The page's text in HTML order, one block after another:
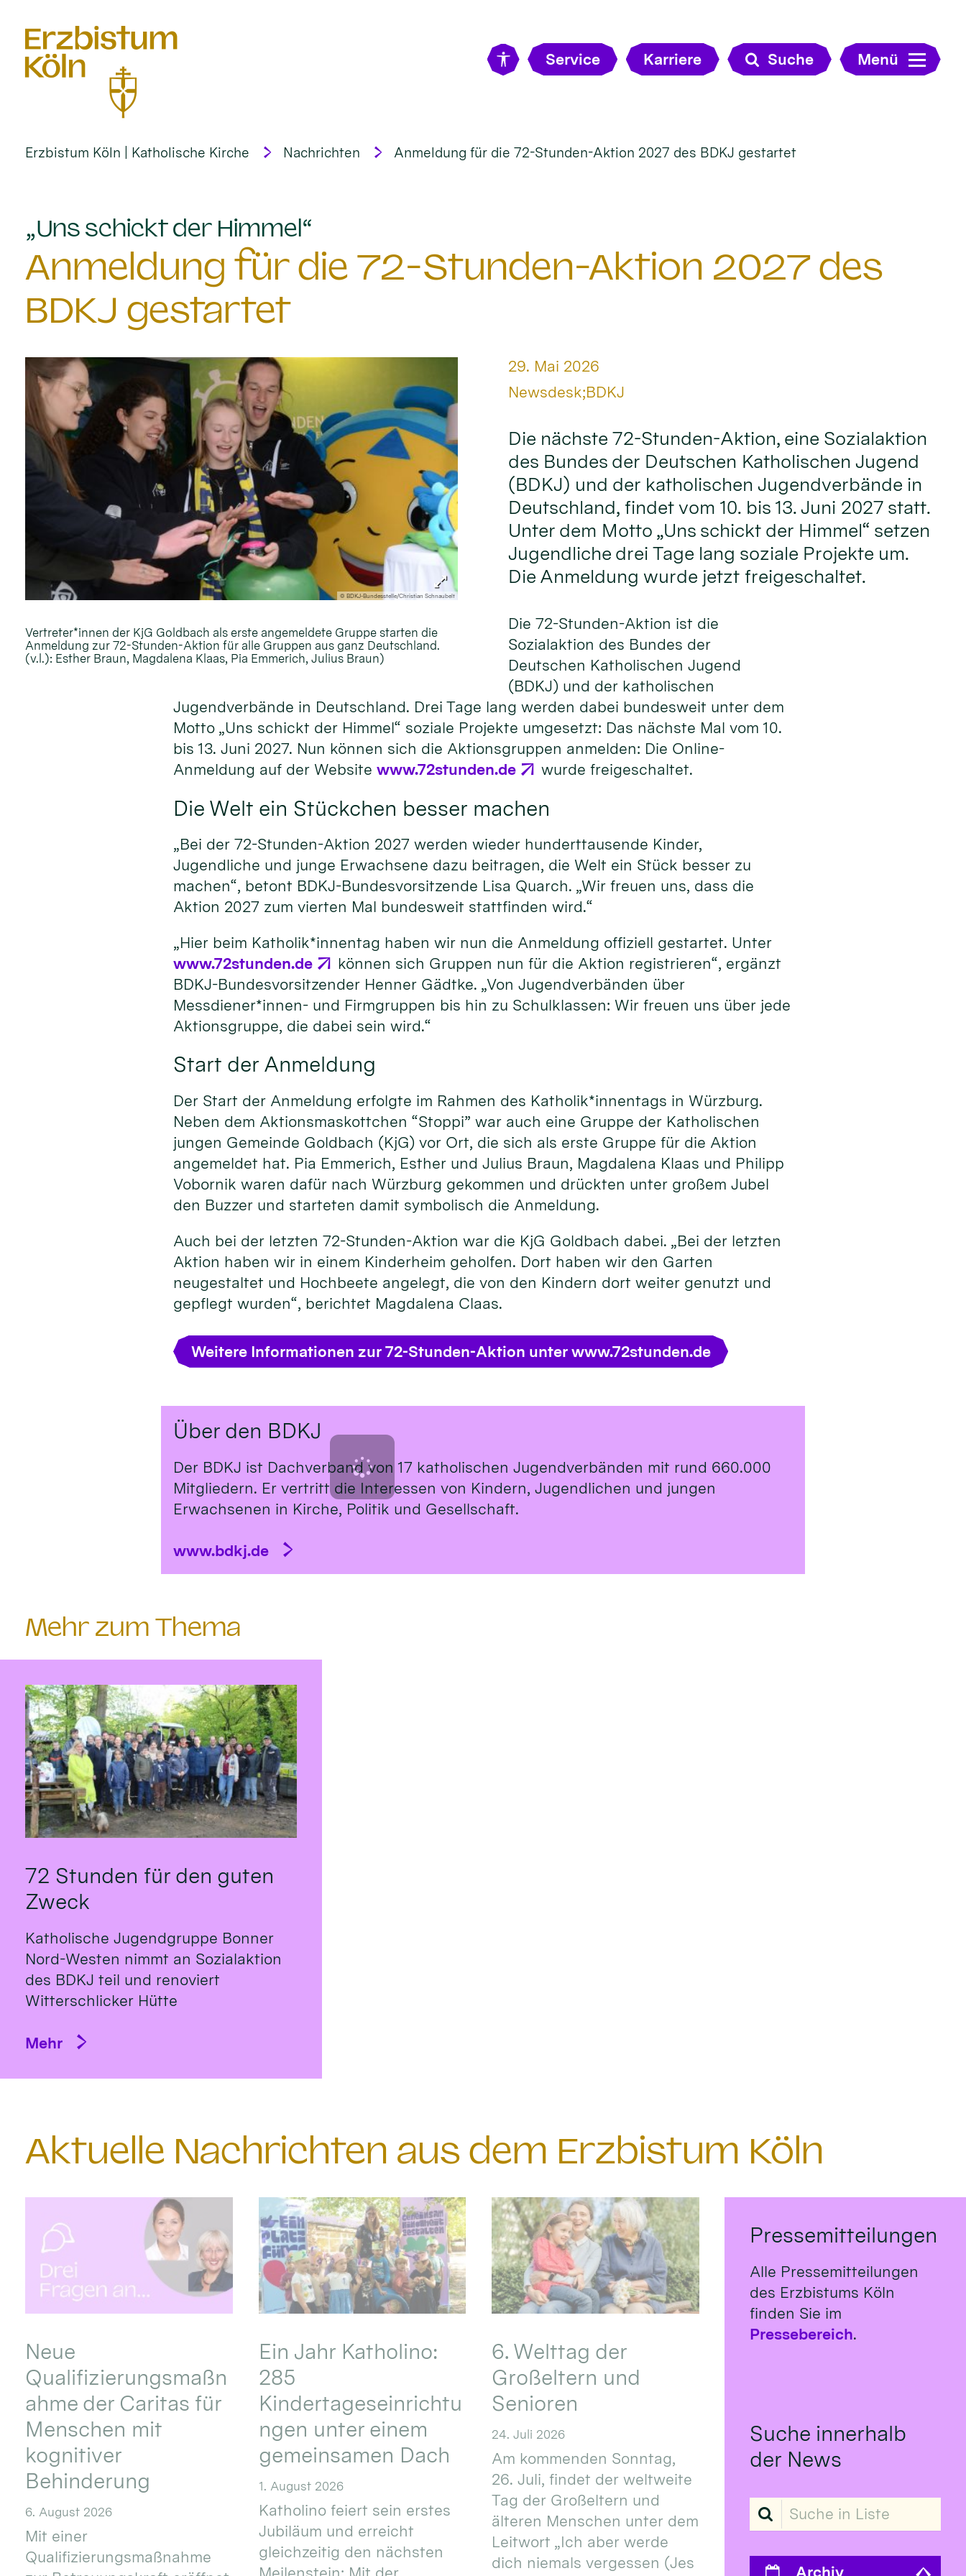
Service Karriere Suche Menü
Erzbistum Köln | Katholische Kirche Nachrichten Anmeldung für die 72-Stunden-Aktion 2027 des BDKJ gestartet
„Uns schickt der Himmel“
Anmeldung für die 72-Stunden-Aktion 2027 des
BDKJ gestartet
© BDKJ-Bundesstelle/Christian Schnaubelt
Vertreter*innen der KjG Goldbach als erste angemeldete Gruppe starten die
Anmeldung zur 72-Stunden-Aktion für alle Gruppen aus ganz Deutschland.
(v.l.): Esther Braun, Magdalena Klaas, Pia Emmerich, Julius Braun)
Datum:
29. Mai 2026
Von:
Newsdesk;BDKJ
Die nächste 72-Stunden-Aktion, eine Sozialaktion
des Bundes der Deutschen Katholischen Jugend
(BDKJ) und der katholischen Jugendverbände in
Deutschland, findet vom 10. bis 13. Juni 2027 statt.
Unter dem Motto „Uns schickt der Himmel“ setzen
Jugendliche drei Tage lang soziale Projekte um.
Die Anmeldung wurde jetzt freigeschaltet.
Die 72-Stunden-Aktion ist die
Sozialaktion des Bundes der
Deutschen Katholischen Jugend
(BDKJ) und der katholischen
Jugendverbände in Deutschland. Drei Tage lang werden dabei bundesweit unter dem
Motto „Uns schickt der Himmel“ soziale Projekte umgesetzt: Das nächste Mal vom 10.
bis 13. Juni 2027. Nun können sich die Aktionsgruppen anmelden: Die Online-
Anmeldung auf der Websitewww.72stunden.de wurde freigeschaltet.
Die Welt ein Stückchen besser machen
„Bei der 72-Stunden-Aktion 2027 werden wieder hunderttausende Kinder,
Jugendliche und junge Erwachsene dazu beitragen, die Welt ein Stück besser zu
machen“, betont BDKJ-Bundesvorsitzende Lisa Quarch. „Wir freuen uns, dass die
Aktion 2027 zum vierten Mal bundesweit stattfinden wird.“
„Hier beim Katholik*innentag haben wir nun die Anmeldung offiziell gestartet. Unter
www.72stunden.de
können sich Gruppen nun für die Aktion registrieren“, ergänzt
BDKJ-Bundesvorsitzender Henner Gädtke. „Von Jugendverbänden über
Messdiener*innen- und Firmgruppen bis hin zu Schulklassen: Wir freuen uns über jede
Aktionsgruppe, die dabei sein wird.“
Start der Anmeldung
Der Start der Anmeldung erfolgte im Rahmen des Katholik*innentags in Würzburg.
Neben dem Aktionsmaskottchen “Stoppi” war auch eine Gruppe der Katholischen
jungen Gemeinde Goldbach (KjG) vor Ort, die sich als erste Gruppe für die Aktion
angemeldet hat. Pia Emmerich, Esther und Julius Braun, Magdalena Klaas und Philipp
Vobornik waren dafür nach Würzburg gekommen und drückten unter großem Jubel
den Buzzer und starteten damit symbolisch die Anmeldung.
Auch bei der letzten 72-Stunden-Aktion war die KjG Goldbach dabei. „Bei der letzten
Aktion haben wir in einem Kinderheim geholfen. Dort haben wir den Garten
neugestaltet und Hochbeete angelegt, die von den Kindern dort weiter genutzt und
gepflegt wurden“, berichtet Magdalena Claas.
Weitere Informationen zur 72-Stunden-Aktion unter www.72stunden.de
Über den BDKJ
Der BDKJ ist Dachverband von 17 katholischen Jugendverbänden mit rund 660.000
Mitgliedern. Er vertritt die Interessen von Kindern, Jugendlichen und jungen
Erwachsenen in Kirche, Politik und Gesellschaft.
www.bdkj.de
Mehr zum Thema
72 Stunden für den guten
Zweck
Katholische Jugendgruppe Bonner
Nord-Westen nimmt an Sozialaktion
des BDKJ teil und renoviert
Witterschlicker Hütte
Mehr
Aktuelle Nachrichten aus dem Erzbistum Köln
Neue
Qualifizierungsmaßn
ahme der Caritas für
Menschen mit
kognitiver
Behinderung
6. August 2026
Mit einer
Qualifizierungsmaßnahme
Ein Jahr Katholino:
285
Kindertageseinrichtu
ngen unter einem
gemeinsamen Dach
1. August 2026
Katholino feiert sein erstes
Jubiläum und erreicht
gleichzeitig den nächsten
Meilenstein: Mit der
6. Welttag der
Großeltern und
Senioren
24. Juli 2026
Am kommenden Sonntag,
26. Juli, findet der weltweite
Tag der Großeltern und
älteren Menschen unter dem
Leitwort „Ich aber werde
dich niemals vergessen (Jes
Pressemitteilungen
Alle Pressemitteilungen
des Erzbistums Köln
finden Sie im
Pressebereich.
Suche innerhalb
der News
Suche in Liste
Archiv